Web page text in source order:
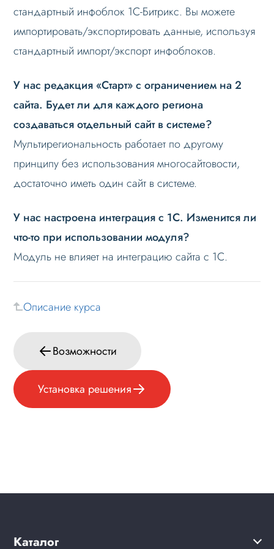
Настройка robots.txt
Решение проблем
стандартный инфоблок 1С-Битрикс. Вы можете
импортировать/экспортировать данные, используя
стандартный импорт/экспорт инфоблоков.
У нас редакция «Старт» с ограничением на 2
сайта. Будет ли для каждого региона
создаваться отдельный сайт в системе?
Мультирегиональность работает по другому
принципу без использования многосайтовости,
достаточно иметь один сайт в системе.
У нас настроена интеграция с 1С. Изменится ли
что-то при использовании модуля?
Модуль не влияет на интеграцию сайта с 1С.
Описание курса
Возможности
Установка решения
Каталог